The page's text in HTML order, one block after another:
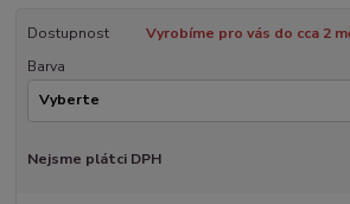
Dostupnost
Vyrobíme pro vás do cca 2
Barva
Nejsme plátci DPH